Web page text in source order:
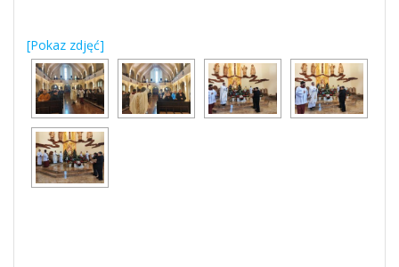
[Pokaz zdjęć]